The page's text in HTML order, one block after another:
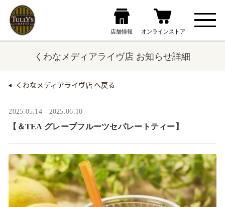
くわなメディアライヴ店 お知らせ詳細
くわなメディアライヴ店 へ戻る
2025.05.14 - 2025.06.10
【＆TEA グレープフルーツセパレートティー】